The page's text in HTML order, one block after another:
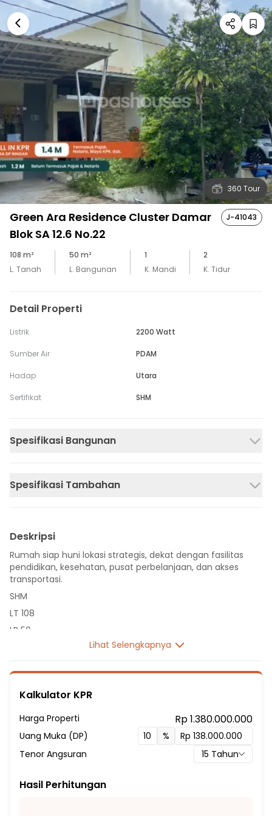
360 Tour
Green Ara Residence Cluster Damar
Blok SA 12.6 No.22
J-41043
108 m²
L. Tanah
50 m²
L. Bangunan
1
K. Mandi
2
K. Tidur
Detail Properti
Listrik 2200 Watt
Sumber Air PDAM
Hadap Utara
Sertifikat SHM
Spesifikasi Bangunan
Spesifikasi Tambahan
Deskripsi
Rumah siap huni lokasi strategis, dekat dengan fasilitas
pendidikan, kesehatan, pusat perbelanjaan, dan akses
transportasi.
SHM
LT 108
LB 50
Listrik 2200 VA
Sumber Air PDAM
Hadap Utara
Fasilitas Sekitar Hunian:
10 Menit ke SD Muhammadiyah 07
Lihat Selengkapnya
Kalkulator KPR
Harga Properti Rp 1.380.000.000
Uang Muka (DP)
%
Tenor Angsuran
15 Tahun
Hasil Perhitungan